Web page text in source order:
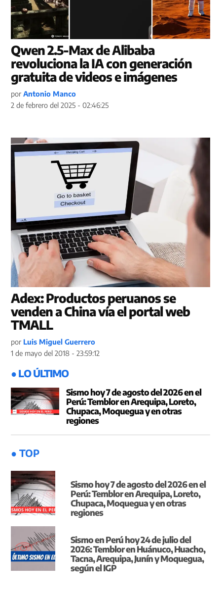
Qwen 2.5-Max de Alibaba
revoluciona la IA con generación
gratuita de videos e imágenes
por Antonio Manco
2 de febrero del 2025 - 02:46:25
Adex: Productos peruanos se
venden a China vía el portal web
TMALL
por Luis Miguel Guerrero
1 de mayo del 2018 - 23:59:12
● LO ÚLTIMO
Sismo hoy 7 de agosto del 2026 en el
Perú: Temblor en Arequipa, Loreto,
Chupaca, Moquegua y en otras
regiones
● TOP
Sismo hoy 7 de agosto del 2026 en el
Perú: Temblor en Arequipa, Loreto,
Chupaca, Moquegua y en otras
regiones
Sismo en Perú hoy 24 de julio del
2026: Temblor en Huánuco, Huacho,
Tacna, Arequipa, Junín y Moquegua,
según el IGP